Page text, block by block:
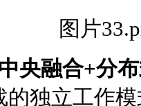
央融合+分
独立工作